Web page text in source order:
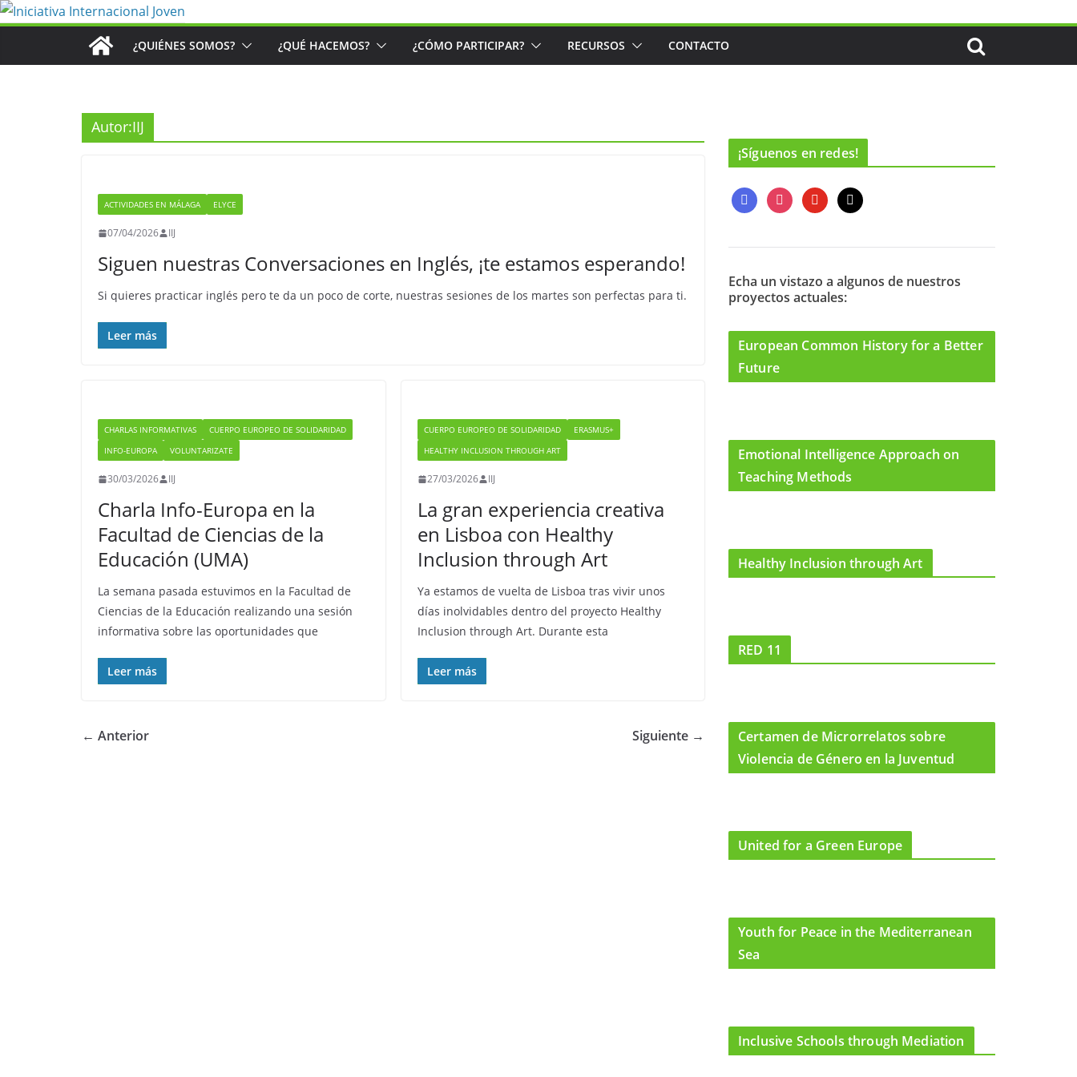
Saltar
¿QUIÉNES SOMOS? ¿QUÉ HACEMOS? ¿CÓMO PARTICIPAR? RECURSOS CONTACTO
Autor:IIJ
ACTIVIDADES EN MÁLAGA ELYCE
07/04/2026 IIJ
Siguen nuestras Conversaciones en Inglés, ¡te estamos esperando!
Si quieres practicar inglés pero te da un poco de corte, nuestras sesiones de los martes son perfectas para ti.
Leer más
CHARLAS INFORMATIVAS
CUERPO EUROPEO DE SOLIDARIDAD
INFO-EUROPA
VOLUNTARIZATE
30/03/2026 IIJ
Charla Info-Europa en la
Facultad de Ciencias de la
Educación (UMA)
La semana pasada estuvimos en la Facultad de
Ciencias de la Educación realizando una sesión
informativa sobre las oportunidades que
Leer más
CUERPO EUROPEO DE SOLIDARIDAD
ERASMUS+
HEALTHY INCLUSION THROUGH ART
27/03/2026 IIJ
La gran experiencia creativa
en Lisboa con Healthy
Inclusion through Art
Ya estamos de vuelta de Lisboa tras vivir unos
días inolvidables dentro del proyecto Healthy
Inclusion through Art. Durante esta
Leer más
← Anterior Siguiente →
¡Síguenos en redes!
f
a
e
o
o
i
n
t
g
r
m
y
o
t
b
e
m
a
l
Echa un vistazo a algunos de nuestros
proyectos actuales:
European Common History for a Better
Future
Emotional Intelligence Approach on
Teaching Methods
Healthy Inclusion through Art
RED 11
Certamen de Microrrelatos sobre
Violencia de Género en la Juventud
United for a Green Europe
Youth for Peace in the Mediterranean
Sea
Inclusive Schools through Mediation